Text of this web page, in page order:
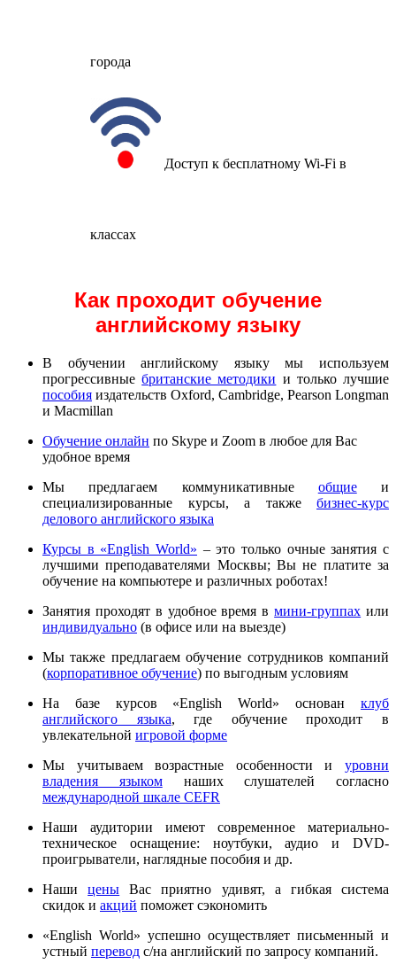
города
Доступ к бесплатному Wi-Fi в
классах
Как проходит обучение
английскому языку
В обучении английскому языку мы используем
прогрессивныебританские методики и только лучшие
пособия издательств Oxford, Cambridge, Pearson Longman
и Macmillan
Обучение онлайн по Skype и Zoom в любое для Вас
удобное время
Мы предлагаем коммуникативные общиеи
специализированные курсы, а также бизнес-курс
делового английского языка
Курсы в «English World» – это только очные занятия с
лучшими преподавателями Москвы; Вы не платите за
обучение на компьютере и различных роботах!
Занятия проходят в удобное время вмини-группах или
индивидуально (в офисе или на выезде)
Мы также предлагаем обучение сотрудников компаний
(корпоративное обучение) по выгодным условиям
На базе курсов «English World» основан клуб
английского языка, где обучение проходит в
увлекательной игровой форме
Мы учитываем возрастные особенности и уровни
владения языкомнаших слушателей согласно
международной шкале CEFR
Наши аудитории имеют современное материально-
техническое оснащение: ноутбуки, аудио и DVD-
проигрыватели, наглядные пособия и др.
Нашицены Вас приятно удивят, а гибкая система
скидок и акций поможет сэкономить
«English World» успешно осуществляет письменный и
устный перевод с/на английский по запросу компаний.